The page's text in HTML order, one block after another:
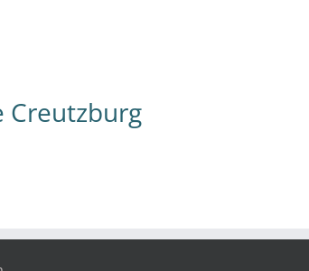
Creutzburg